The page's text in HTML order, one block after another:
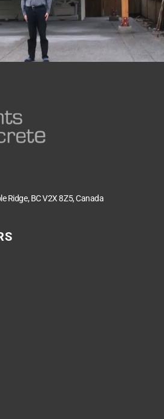
Ridge, BC V2X 8Z5, Canada